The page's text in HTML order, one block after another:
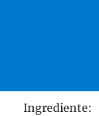
Ingrediente: